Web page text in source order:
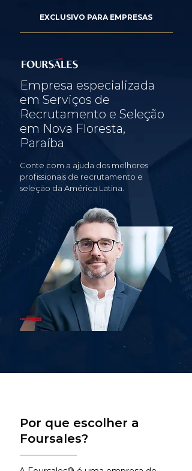
EXCLUSIVO PARA EMPRESAS
Empresa especializada
em Serviços de
Recrutamento e Seleção
em Nova Floresta,
Paraíba
Conte com a ajuda dos melhores
profissionais de recrutamento e
seleção da América Latina.
Por que escolher a
Foursales?